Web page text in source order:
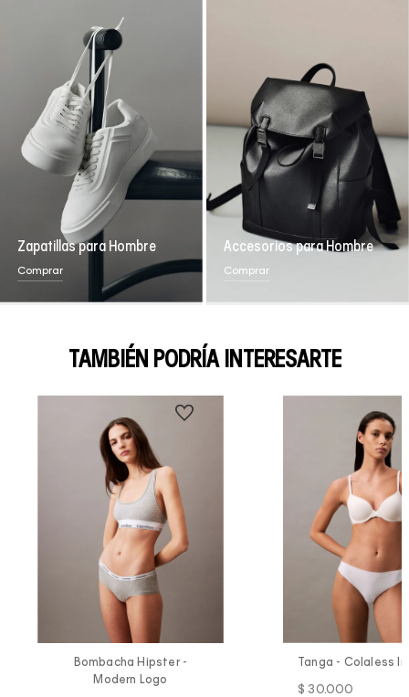
Zapatillas para Hombre
Comprar
Accesorios para Hombre
Comprar
TAMBIÉN PODRÍA INTERESARTE
Bombacha Hipster -
Modern Logo
Tanga - Colaless
$ 30.000